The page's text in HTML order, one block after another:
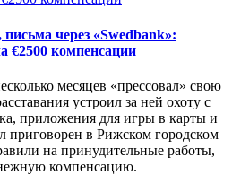
через «Swedbank»:
€2500 компенсации
месяцев «прессовал» свою
устроил за ней охоту с
приложения для игры в карты и
приговорен в Рижском городском
на принудительные работы,
компенсацию.